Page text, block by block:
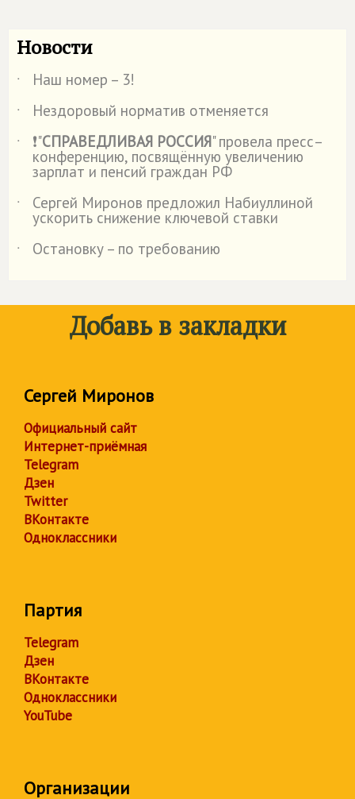
Новости
˙
Наш номер – 3!
˙
Нездоровый норматив отменяется
˙
❗"СПРАВЕДЛИВАЯ РОССИЯ" провела пресс–
конференцию, посвящённую увеличению
зарплат и пенсий граждан РФ
˙
Сергей Миронов предложил Набиуллиной
ускорить снижение ключевой ставки
˙
Остановку – по требованию
Добавь в закладки
Сергей Миронов
Официальный сайт
Интернет-приёмная
Telegram
Дзен
Twitter
ВКонтакте
Одноклассники
Партия
Telegram
Дзен
ВКонтакте
Одноклассники
YouTube
Организации